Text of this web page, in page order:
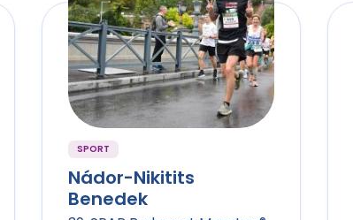
SPORT
Nádor-Nikitits
Benedek